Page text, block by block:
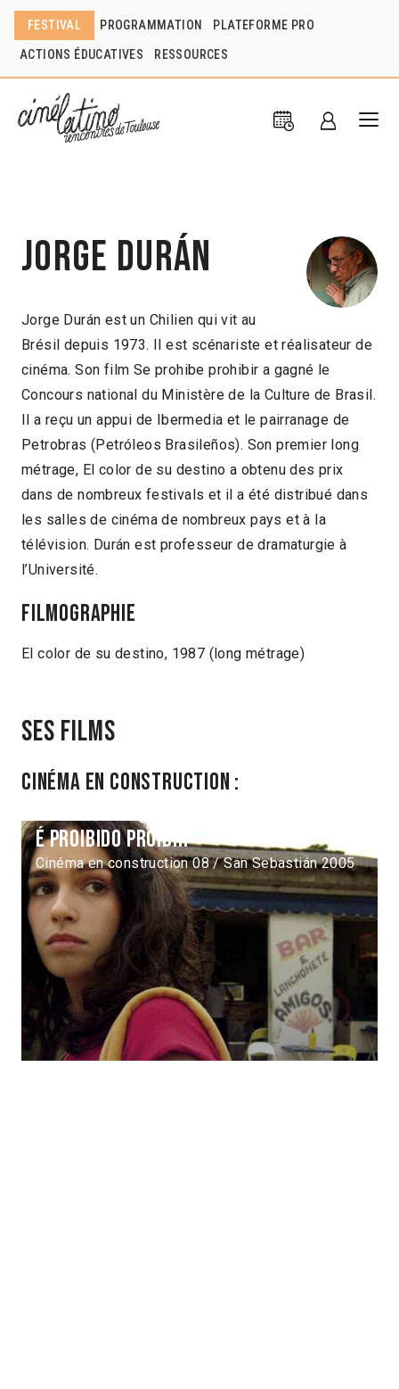
FESTIVAL PROGRAMMATION PLATEFORME PRO
ACTIONS ÉDUCATIVES RESSOURCES
Jorge Durán
Jorge Durán est un Chilien qui vit au
Brésil depuis 1973. Il est scénariste et réalisateur de
cinéma. Son film Se prohibe prohibir a gagné le
Concours national du Ministère de la Culture de Brasil.
Il a reçu un appui de Ibermedia et le pairranage de
Petrobras (Petróleos Brasileños). Son premier long
métrage, El color de su destino a obtenu des prix
dans de nombreux festivals et il a été distribué dans
les salles de cinéma de nombreux pays et à la
télévision. Durán est professeur de dramaturgie à
l’Université.
Filmographie
El color de su destino, 1987 (long métrage)
Ses films
Cinéma en construction :
É proibido proibir
Cinéma en construction 08 / San Sebastián 2005